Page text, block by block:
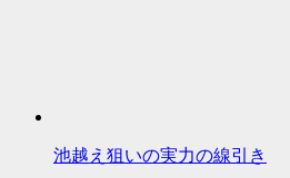
池越え狙いの実力の線引き